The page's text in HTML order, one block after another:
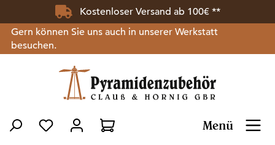
Zum Hauptinhalt springenKostenloser Versand ab 100€ **
Gern können Sie uns auch in unserer Werkstatt
besuchen.
Menü
Du hast 0 Produkte auf dem Merkzettel